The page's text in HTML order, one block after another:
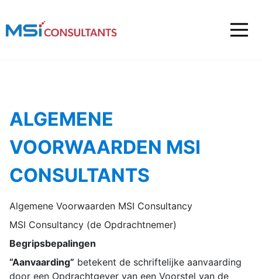
ALGEMENE
VOORWAARDEN MSI
CONSULTANTS
Algemene Voorwaarden MSI Consultancy
MSI Consultancy (de Opdrachtnemer)
Begripsbepalingen
“Aanvaarding” betekent de schriftelijke aanvaarding
door een Opdrachtgever van een Voorstel van de